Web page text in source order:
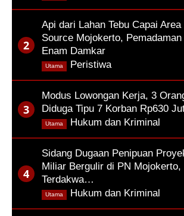
Api dari Lahan Tebu Capai
Source Mojokerto,
Enam Damkar
Peristiwa,
Utama
Modus Lowongan Kerja, 3
Diduga Tipu 7 Korban Rp630
Hukum dan Kriminal
Utama
Sidang Dugaan Penipuan
Miliar Bergulir di PN Mojokerto,
Terdakwa…
Hukum dan Kriminal
Utama